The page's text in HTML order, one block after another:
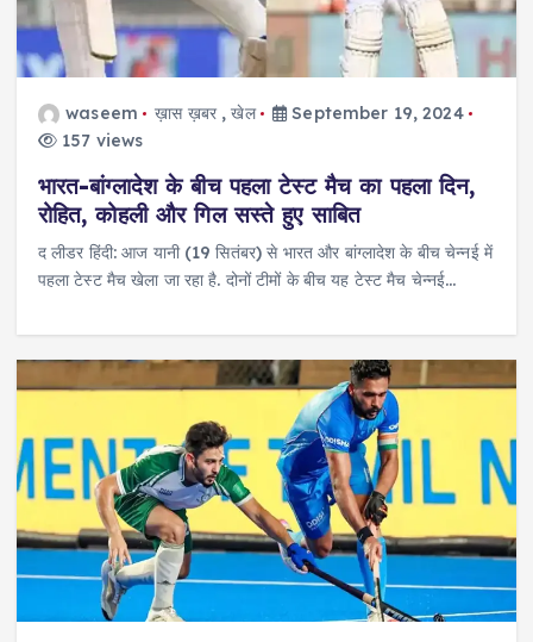
waseem ख़ास ख़बर ,खेल
September 19, 2024
157 views
भारत-बांग्लादेश के बीच पहला टेस्ट मैच का पहला दिन,
रोहित, कोहली और गिल सस्ते हुए साबित
द लीडर हिंदी: आज यानी (19 सितंबर) से भारत और बांग्लादेश के बीच चेन्नई में
पहला टेस्ट मैच खेला जा रहा है. दोनों टीमों के बीच यह टेस्ट मैच चेन्नई…